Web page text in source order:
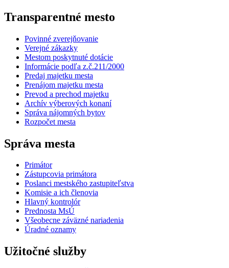
Transparentné mesto
Povinné zverejňovanie
Verejné zákazky
Mestom poskytnuté dotácie
Informácie podľa z.č.211/2000
Predaj majetku mesta
Prenájom majetku mesta
Prevod a prechod majetku
Archív výberových konaní
Správa nájomných bytov
Rozpočet mesta
Správa mesta
Primátor
Zástupcovia primátora
Poslanci mestského zastupiteľstva
Komisie a ich členovia
Hlavný kontrolór
Prednosta MsÚ
Všeobecne záväzné nariadenia
Úradné oznamy
Užitočné služby